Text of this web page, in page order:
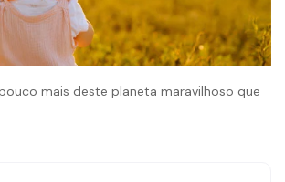
mais deste planeta maravilhoso que